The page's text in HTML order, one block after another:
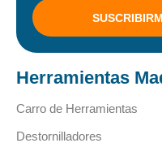
Herramientas
Carro de Herramientas
Destornilladores